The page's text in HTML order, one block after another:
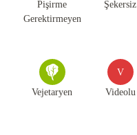
Pişirme
Gerektirmeyen
Şekersiz
Vejetaryen
V
Videolu